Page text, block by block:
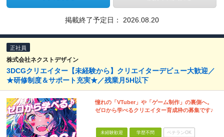
掲載終了予定日： 2026.08.20
正社員
株式会社ネクストデザイン
3DCGクリエイター【未経験から】クリエイターデビュー大歓迎／
★研修制度＆サポート充実★／残業月5H以下
憧れの「VTuber」や「ゲーム制作」の裏側へ。
ゼロから学べるクリエイター育成枠の募集です♪
未経験歓迎 学歴不問 ベテランOK